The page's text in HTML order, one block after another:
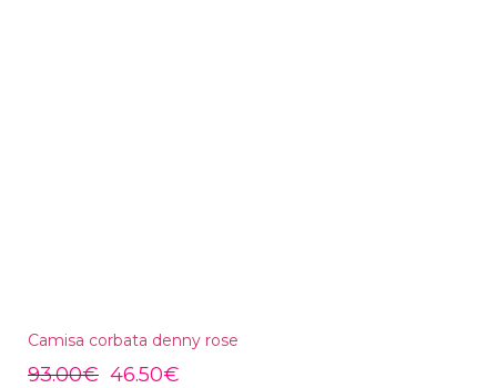
Camisa corbata denny rose
93.00€ 46.50€